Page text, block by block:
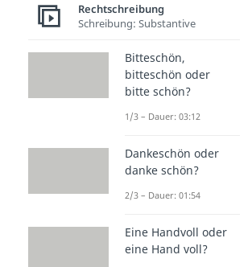
Rechtschreibung
Schreibung: Substantive
Bitteschön,
bitteschön oder
bitte schön?
1/3 – Dauer: 03:12
Dankeschön oder
danke schön?
2/3 – Dauer: 01:54
Eine Handvoll oder
eine Hand voll?